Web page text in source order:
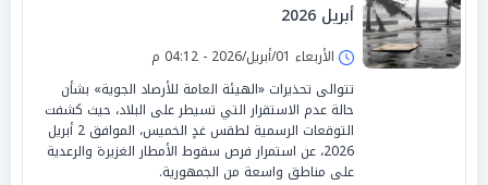
أبريل 2026
الأربعاء 01/أبريل/2026 - 04:12 م
تتوالى تحذيرات «الهيئة العامة للأرصاد الجوية» بشأن
حالة عدم الاستقرار التي تسيطر على البلاد، حيث كشفت
التوقعات الرسمية لطقس غدٍ الخميس، الموافق 2 أبريل
2026، عن استمرار فرص سقوط الأمطار الغزيرة والرعدية
على مناطق واسعة من الجمهورية.